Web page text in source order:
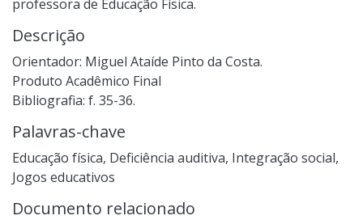
professora de Educação Física.
Descrição
Orientador: Miguel Ataíde Pinto da Costa.
Produto Acadêmico Final
Bibliografia: f. 35-36.
Palavras-chave
Educação física, Deficiência auditiva, Integração social,
Jogos educativos
Documento relacionado